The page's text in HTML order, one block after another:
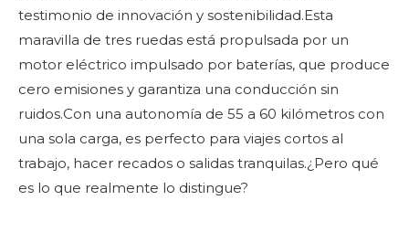
testimonio de innovación y sostenibilidad.Esta
maravilla de tres ruedas está propulsada por un
motor eléctrico impulsado por baterías, que produce
cero emisiones y garantiza una conducción sin
ruidos.Con una autonomía de 55 a 60 kilómetros con
una sola carga, es perfecto para viajes cortos al
trabajo, hacer recados o salidas tranquilas.¿Pero qué
es lo que realmente lo distingue?